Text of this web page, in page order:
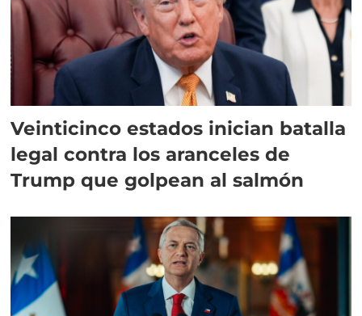
Veinticinco estados inician batalla
legal contra los aranceles de
Trump que golpean al salmón